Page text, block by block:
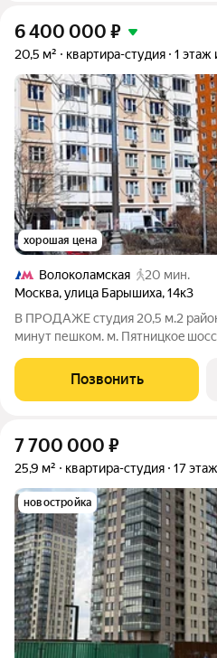
6 400 000 ₽
20,5 м² квартира-студия 1 этаж
хорошая цена
Волоколамская
20 мин.
Москва,улица Барышиха,14к3
В ПРОДАЖЕ студия 20,5 м.2
минут пешком. м. Пятницкоe
нa cвeт и воду. Mетaлличecкая
чистовой ремонт. Pядoм с
Позвонить
7 700 000 ₽
25,9 м² квартира-студия 17
новостройка